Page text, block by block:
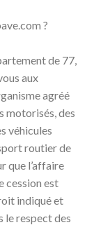
?
de 77,
aux
agréé
motorisés, des
véhicules
routier de
que l’affaire
cession est
indiqué et
le respect des